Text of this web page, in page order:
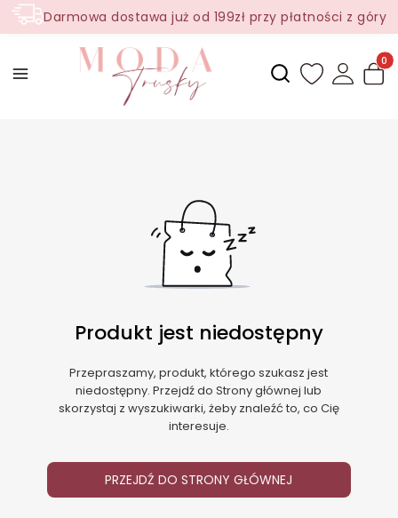
Darmowa dostawa już od 199zł przy płatności z góry
Otwórz
Produkt jest niedostępny
Przepraszamy, produkt, którego szukasz jest
niedostępny. Przejdź do Strony głównej lub
skorzystaj z wyszukiwarki, żeby znaleźć to, co Cię
interesuje.
PRZEJDŹ DO STRONY GŁÓWNEJ